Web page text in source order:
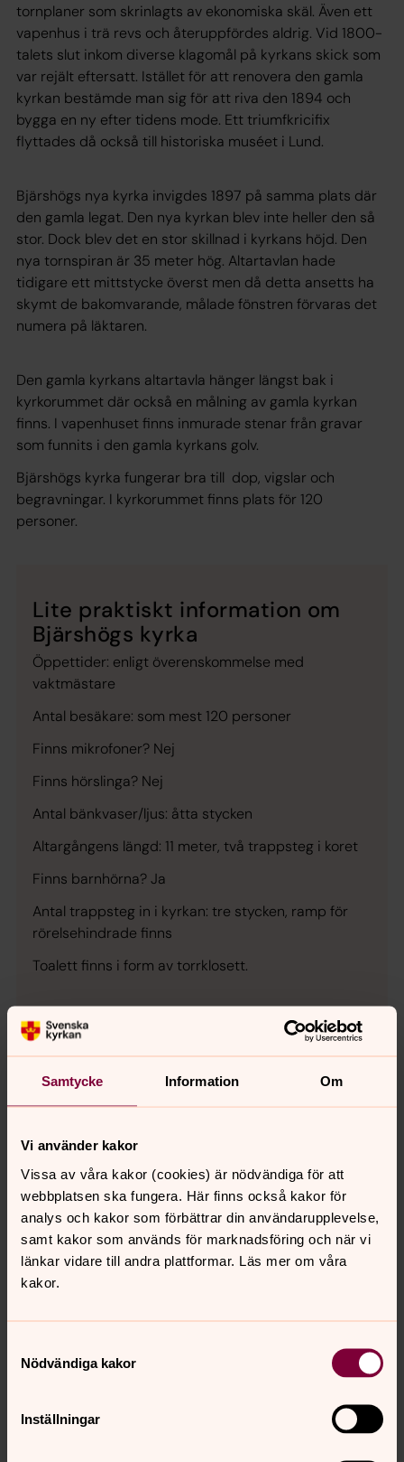
Samtycke Information Om
Vi använder kakor
Vissa av våra kakor (cookies) är nödvändiga för att
webbplatsen ska fungera. Här finns också kakor för
analys och kakor som förbättrar din användarupplevelse,
samt kakor som används för marknadsföring och när vi
länkar vidare till andra plattformar. Läs mer om våra
kakor.
Nödvändiga kakor
Inställningar
tornplaner som skrinlagts av ekonomiska skäl. Även ett
vapenhus i trä revs och återuppfördes aldrig. Vid 1800-
talets slut inkom diverse klagomål på kyrkans skick som
var rejält eftersatt. Istället för att renovera den gamla
kyrkan bestämde man sig för att riva den 1894 och
bygga en ny efter tidens mode. Ett triumfkricifix
flyttades då också till historiska muséet i Lund.
Bjärshögs nya kyrka invigdes 1897 på samma plats där
den gamla legat. Den nya kyrkan blev inte heller den så
stor. Dock blev det en stor skillnad i kyrkans höjd. Den
nya tornspiran är 35 meter hög. Altartavlan hade
tidigare ett mittstycke överst men då detta ansetts ha
skymt de bakomvarande, målade fönstren förvaras det
numera på läktaren.
Den gamla kyrkans altartavla hänger längst bak i
kyrkorummet där också en målning av gamla kyrkan
finns. I vapenhuset finns inmurade stenar från gravar
som funnits i den gamla kyrkans golv.
Bjärshögs kyrka fungerar bra till dop, vigslar och
begravningar. I kyrkorummet finns plats för 120
personer.
Lite praktiskt information om
Bjärshögs kyrka
Öppettider: enligt överenskommelse med
vaktmästare
Antal besäkare: som mest 120 personer
Finns mikrofoner? Nej
Finns hörslinga? Nej
Antal bänkvaser/ljus: åtta stycken
Altargångens längd: 11 meter, två trappsteg i koret
Finns barnhörna? Ja
Antal trappsteg in i kyrkan: tre stycken, ramp för
rörelsehindrade finns
Toalett finns i form av torrklosett.
För att se innehållet behöver du acceptera kakor
för marknadsföring.
Ändra dina marknadsföring för kakor
För att se innehållet behöver du acceptera kakor